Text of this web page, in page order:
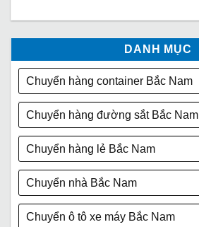
DANH MỤC
Chuyển hàng container Bắc Nam
Chuyển hàng đường sắt Bắc Nam
Chuyển hàng lẻ Bắc Nam
Chuyển nhà Bắc Nam
Chuyển ô tô xe máy Bắc Nam